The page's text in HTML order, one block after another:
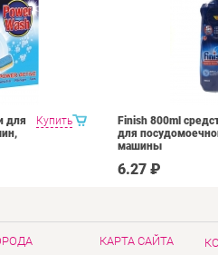
Купить
для
Finish 800ml
для
машины
6.27 ₽
КАРТА САЙТА